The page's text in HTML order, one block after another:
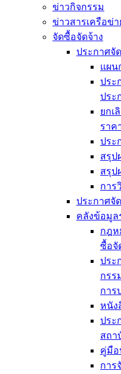
ข่าวกิจกรรม
ข่าวสารเครือข่
จัดซื้อจัดจ้าง
ประกาศจั
แผน
ประ
ประ
ยกเ
ราค
ประ
สรุป
สรุป
การ
ประกาศจั
คลังข้อมูล
กฎห
ซื้อจั
ประ
กรร
การ
หนัง
ประ
สถา
คู่มือ
การ